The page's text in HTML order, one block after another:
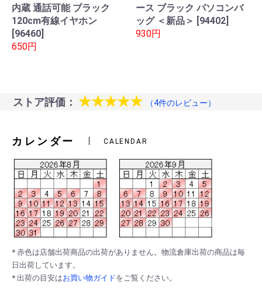
内蔵 通話可能 ブラック
120cm有線イヤホン
[96460]
650円
ース ブラック パソコンバ
ッグ ＜新品＞ [94402]
930円
ストア評価： ★★★★★ （4件のレビュー）
カレンダー CALENDAR
* 赤色は店舗出荷商品の出荷がありません。物流倉庫出荷の商品は毎
日出荷しています。
* 出荷の目安はお買い物ガイドをご覧ください。